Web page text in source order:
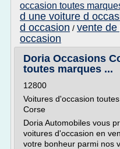
occasion toutes
d une voiture d
d occasion / vente de
occasion
Doria Occasions
toutes marques ...
12800
Voitures d'occasion
Corse
Doria Automobiles vous
voitures d'occasion en
votre bonheur parmi nos